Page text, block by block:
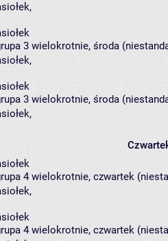
,
3 wielokrotnie, środa
,
3 wielokrotnie, środa
,
4 wielokrotnie, czwartek
,
4 wielokrotnie, czwartek